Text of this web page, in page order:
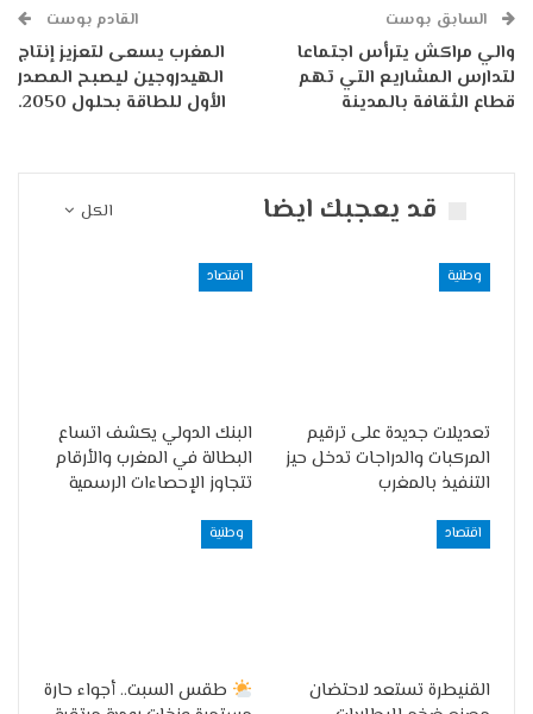
السابق بوست
والي مراكش يترأس اجتماعا
لتدارس المشاريع التي تهم
قطاع الثقافة بالمدينة
القادم بوست
المغرب يسعى لتعزيز إنتاج
الهيدروجين ليصبح المصدر
الأول للطاقة بحلول 2050.
الكل قد يعجبك ايضا
وطنية
تعديلات جديدة على ترقيم
المركبات والدراجات تدخل حيز
التنفيذ بالمغرب
اقتصاد
البنك الدولي يكشف اتساع
البطالة في المغرب والأرقام
تتجاوز الإحصاءات الرسمية
اقتصاد
القنيطرة تستعد لاحتضان
وطنية
طقس السبت.. أجواء حارة